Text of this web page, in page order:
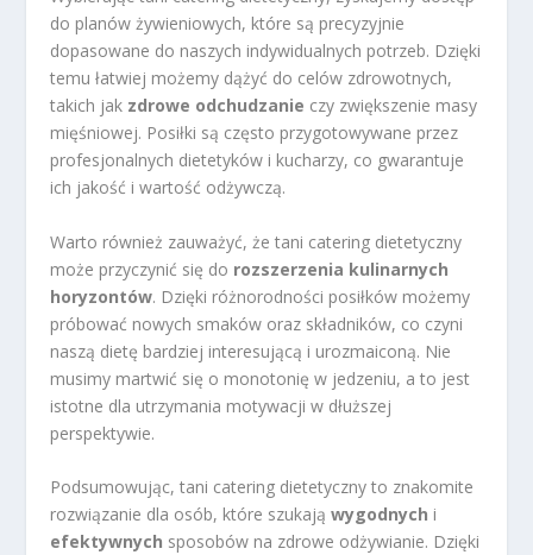
do planów żywieniowych, które są precyzyjnie
dopasowane do naszych indywidualnych potrzeb. Dzięki
temu łatwiej możemy dążyć do celów zdrowotnych,
takich jak zdrowe odchudzanie czy zwiększenie masy
mięśniowej. Posiłki są często przygotowywane przez
profesjonalnych dietetyków i kucharzy, co gwarantuje
ich jakość i wartość odżywczą.
Warto również zauważyć, że tani catering dietetyczny
może przyczynić się do rozszerzenia kulinarnych
horyzontów. Dzięki różnorodności posiłków możemy
próbować nowych smaków oraz składników, co czyni
naszą dietę bardziej interesującą i urozmaiconą. Nie
musimy martwić się o monotonię w jedzeniu, a to jest
istotne dla utrzymania motywacji w dłuższej
perspektywie.
Podsumowując, tani catering dietetyczny to znakomite
rozwiązanie dla osób, które szukająwygodnych i
efektywnych sposobów na zdrowe odżywianie. Dzięki